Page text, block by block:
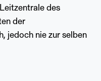
des
der
jedoch nie zur selben